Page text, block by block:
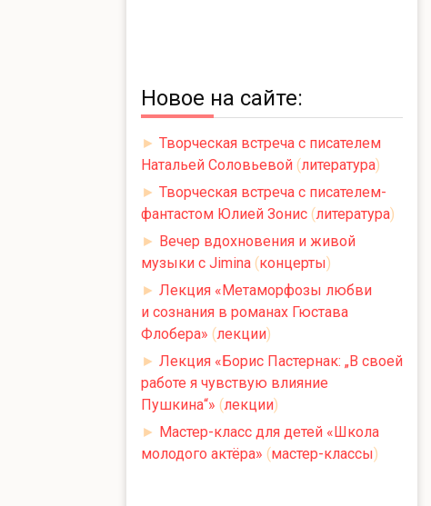
Новое на сайте:
► Творческая встреча с писателем
Натальей Соловьевой (литература)
► Творческая встреча с писателем-
фантастом Юлией Зонис (литература)
► Вечер вдохновения и живой
музыки с Jimina (концерты)
► Лекция «Метаморфозы любви
и сознания в романах Гюстава
Флобера» (лекции)
► Лекция «Борис Пастернак: „В своей
работе я чувствую влияние
Пушкина“» (лекции)
► Мастер-класс для детей «Школа
молодого актёра» (мастер-классы)